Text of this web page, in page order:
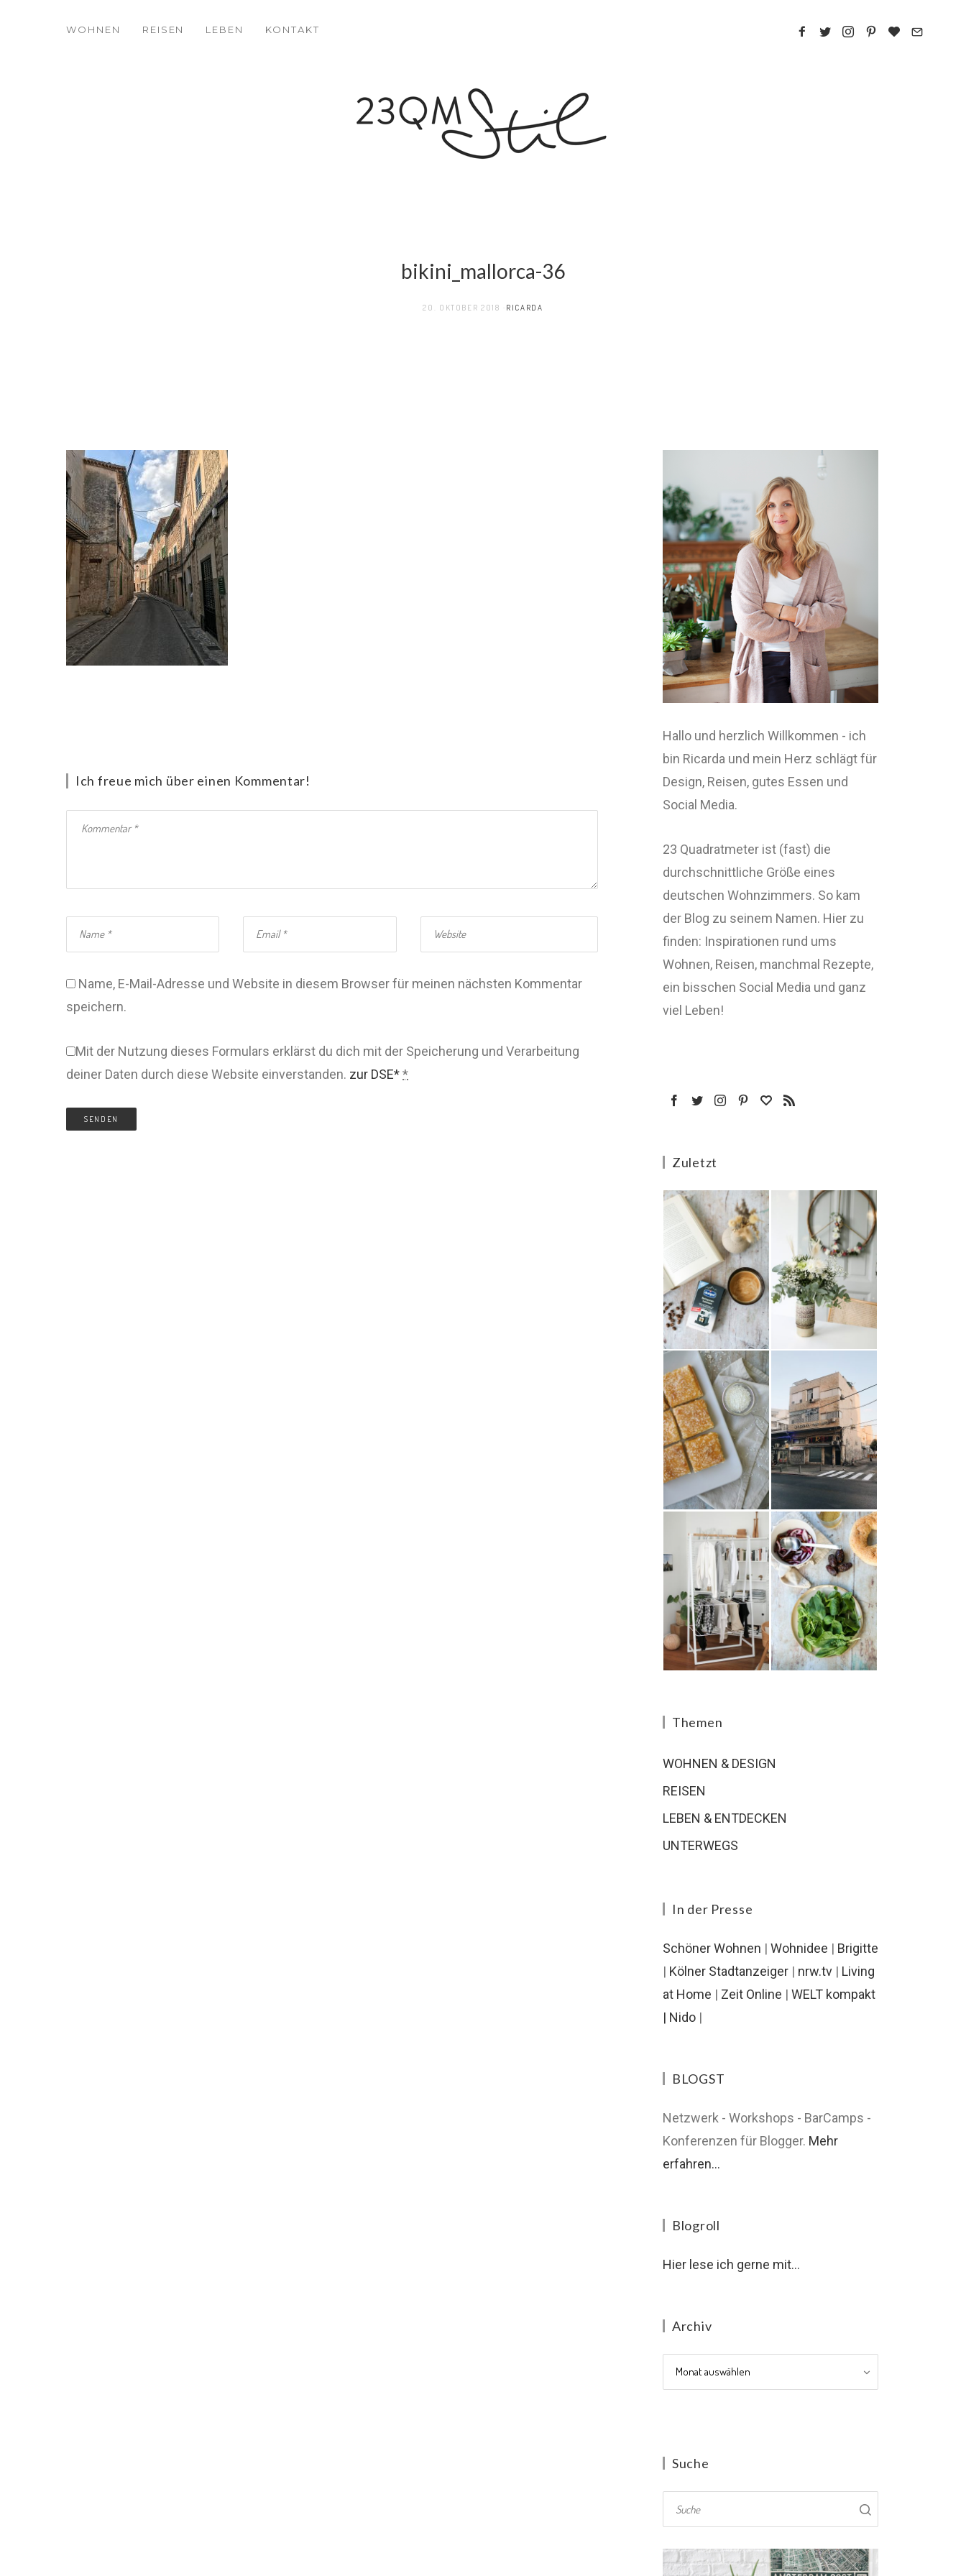
WOHNEN REISEN LEBEN KONTAKT
bikini_mallorca-36
20. OKTOBER 2018 RICARDA
Ich freue mich über einen Kommentar!
Name, E-Mail-Adresse und Website in diesem Browser für meinen nächsten Kommentar
speichern.
Mit der Nutzung dieses Formulars erklärst du dich mit der Speicherung und Verarbeitung
deiner Daten durch diese Website einverstanden. zur DSE**
Hallo und herzlich Willkommen - ich
bin Ricarda und mein Herz schlägt für
Design, Reisen, gutes Essen und
Social Media.
23 Quadratmeter ist (fast) die
durchschnittliche Größe eines
deutschen Wohnzimmers. So kam
der Blog zu seinem Namen. Hier zu
finden: Inspirationen rund ums
Wohnen, Reisen, manchmal Rezepte,
ein bisschen Social Media und ganz
viel Leben!
Zuletzt
Themen
WOHNEN & DESIGN
REISEN
LEBEN & ENTDECKEN
UNTERWEGS
In der Presse
Schöner Wohnen | Wohnidee | Brigitte
| Kölner Stadtanzeiger | nrw.tv | Living
at Home | Zeit Online | WELT kompakt
| Nido |
BLOGST
Netzwerk - Workshops - BarCamps -
Konferenzen für Blogger. Mehr
erfahren...
Blogroll
Hier lese ich gerne mit...
Archiv
Archiv
Suche